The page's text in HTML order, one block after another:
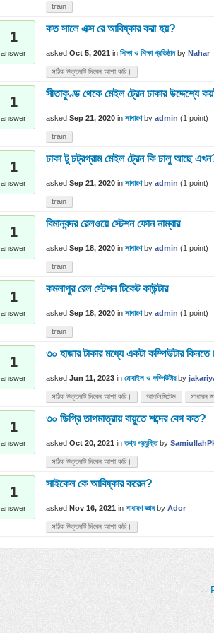
train
1
answer
কত সালে এক্স রে আবিষ্কার করা হয়?
asked Oct 5, 2021 in শিক্ষা ও শিক্ষা প্রতিষ্ঠান by Nahar
সঠিক উত্তরটি দিবেন আশা করি।
1
answer
সীতাকুণ্ড থেকে মেইল ট্রেন ঢাকার উদ্দেশ্যে
asked Sep 21, 2020 in সাধারণ by admin (1 point)
train
1
answer
ঢাকা টু চট্রগ্রাম মেইল ট্রেন কি চালু আছে
asked Sep 21, 2020 in সাধারণ by admin (1 point)
train
1
answer
বিমানবন্দর রেলওয়ে স্টেশন ফোন নাম্বার
asked Sep 18, 2020 in সাধারণ by admin (1 point)
train
1
answer
কমলাপুর রেল স্টেশন টিকেট কাউন্টার
asked Sep 18, 2020 in সাধারণ by admin (1 point)
train
1
answer
৩০ হাজার টাকার মধ্যে একটা কম্পিউটার কিনতে
asked Jun 11, 2023 in মোবাইল ও কম্পিউটার by
সঠিক উত্তরটি দিবেন আশা করি। আনলিমিটেড সাধারন
1
answer
৩০ ডিগ্রি তাপমাত্রায় বায়ুতে শব্দের বেগ কত?
asked Oct 20, 2021 inতথ্য প্রযুক্তি by
সঠিক উত্তরটি দিবেন আশা করি।
1
answer
সাইকেল কে আবিষ্কার করেন?
asked Nov 16, 2021 in সাধারণ জ্ঞান by Ador
সঠিক উত্তরটি দিবেন আশা করি।
--